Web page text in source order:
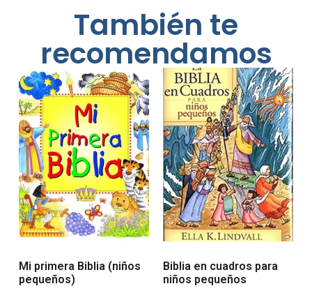
También te
recomendamos
Mi primera Biblia (niños
pequeños)
Biblia en cuadros para
niños pequeños